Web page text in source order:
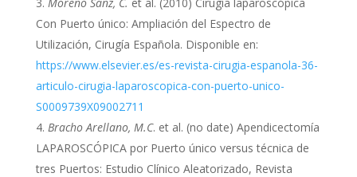
Con Puerto único: Ampliación del Espectro de
Utilización, Cirugía Española. Disponible en:
https://www.elsevier.es/es-revista-cirugia-espanola-36-
articulo-cirugia-laparoscopica-con-puerto-unico-
S0009739X09002711
Bracho Arellano, M.C. et al. (no date) Apendicectomía
LAPAROSCÓPICA por Puerto único versus técnica de
tres Puertos: Estudio Clínico Aleatorizado, Revista